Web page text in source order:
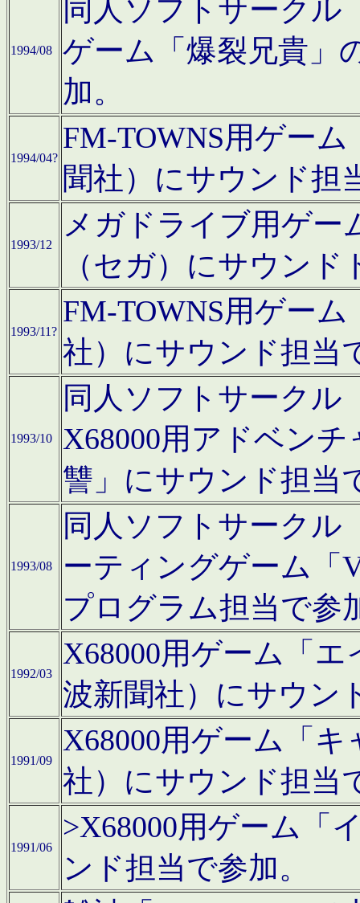
1994/08
同人ソフトサークル
ゲーム「爆裂兄貴」
加。
1994/04?
FM-TOWNS用ゲー
聞社）にサウンド担
1993/12
メガドライブ用ゲー
（セガ）にサウン
1993/11?
FM-TOWNS用ゲー
社）にサウンド担当
1993/10
同人ソフトサークル
X68000用アドベン
讐」にサウンド担当
1993/08
同人ソフトサークル
ーティングゲーム「
プログラム担当で参
1992/03
X68000用ゲーム「
波新聞社）にサウン
1991/09
X68000用ゲーム「
社）にサウンド担当
1991/06
>X68000用ゲーム「
ンド担当で参加。